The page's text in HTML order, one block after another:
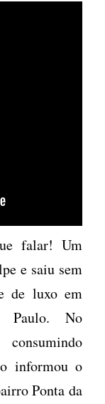
falar! Um
e saiu sem
de luxo em
Paulo. No
informou o
Ponta da